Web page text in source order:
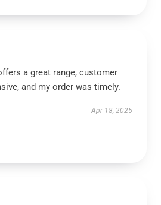
a great range, customer
and my order was timely.
Apr 18, 2025